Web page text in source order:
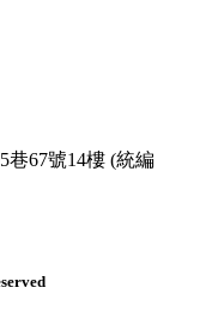
巷67號14樓 (統編